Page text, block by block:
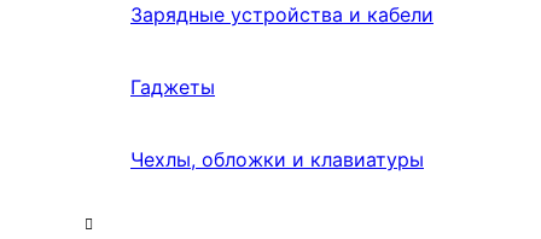
Зарядные устройства и кабели
Гаджеты
Чехлы, обложки и клавиатуры